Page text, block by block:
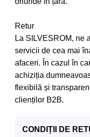
Retur
La SILVESROM, ne
servicii de cea mai
afaceri. În cazul în
achiziția
flexibilă și
clienților B2B.
CONDIȚII DE